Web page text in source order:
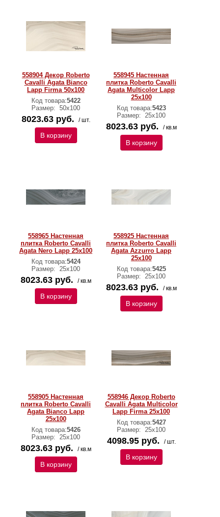
558904 Декор Roberto
Cavalli Agata Bianco
Lapp Firma 50x100
Код товара:5422
Размер: 50х100
8023.63 руб. / шт.
В корзину
558945 Настенная
плитка Roberto Cavalli
Agata Multicolor Lapp
25x100
Код товара:5423
Размер: 25х100
8023.63 руб. / кв.м
В корзину
558965 Настенная
плитка Roberto Cavalli
Agata Nero Lapp 25x100
Код товара:5424
Размер: 25х100
8023.63 руб. / кв.м
В корзину
558925 Настенная
плитка Roberto Cavalli
Agata Azzurro Lapp
25x100
Код товара:5425
Размер: 25х100
8023.63 руб. / кв.м
В корзину
558905 Настенная
плитка Roberto Cavalli
Agata Bianco Lapp
25x100
Код товара:5426
Размер: 25х100
8023.63 руб. / кв.м
В корзину
558946 Декор Roberto
Cavalli Agata Multicolor
Lapp Firma 25x100
Код товара:5427
Размер: 25х100
4098.95 руб. / шт.
В корзину